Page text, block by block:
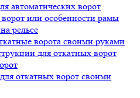
автоматических ворот
или особенности рамы
рельсе
ворота своими руками
для откатных ворот
откатных ворот своими